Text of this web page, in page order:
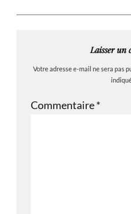
Laisser un
Votre adresse e-mail ne sera pas
Commentaire*